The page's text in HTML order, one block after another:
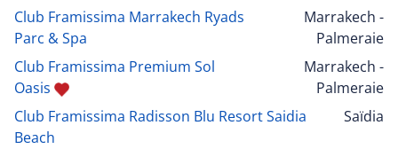
Club Framissima Marrakech Ryads
Parc & Spa
Marrakech -
Palmeraie
Club Framissima Premium Sol
Oasis
Marrakech -
Palmeraie
Club Framissima Radisson Blu Resort Saidia
Beach
Saïdia